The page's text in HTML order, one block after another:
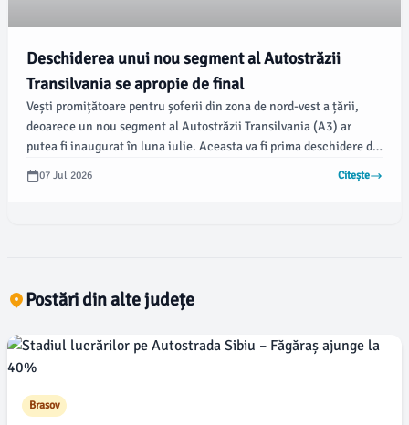
Deschiderea unui nou segment al Autostrăzii
Transilvania se apropie de final
Vești promițătoare pentru șoferii din zona de nord-vest a țării,
deoarece un nou segment al Autostrăzii Transilvania (A3) ar
putea fi inaugurat în luna iulie. Aceasta va fi prima deschidere de
autostradă din acest an pentru regiune, conform informațiilor
furnizate de emaramures.ro.
07 Jul 2026 Citește
Postări din alte județe
Brasov